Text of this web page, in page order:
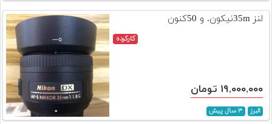
لنز 35mنیکون. و 50کنون
کارکرده
۱۹,۰۰۰,۰۰۰ تومان
البرز ۳ سال پیش